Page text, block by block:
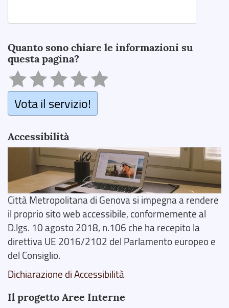
Quanto sono chiare le informazioni su
questa pagina?
Vota il servizio!
Accessibilità
Città Metropolitana di Genova si impegna a rendere
il proprio sito web accessibile, conformemente al
D.lgs. 10 agosto 2018, n.106 che ha recepito la
direttiva UE 2016/2102 del Parlamento europeo e
del Consiglio.
Dichiarazione di Accessibilità
Il progetto Aree Interne